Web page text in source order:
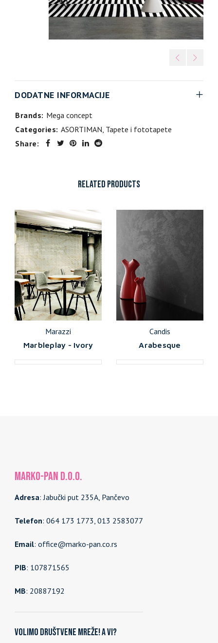
DODATNE INFORMACIJE
Brands: Mega concept
Categories: ASORTIMAN, Tapete i fototapete
Share:
RELATED PRODUCTS
Marazzi
Marbleplay - Ivory
Candis
Arabesque
MARKO-PAN d.o.o.
Adresa: Jabučki put 235A, Pančevo
Telefon: 064 173 1773, 013 2583077
Email: office@marko-pan.co.rs
PIB: 107871565
MB: 20887192
Volimo društvene mreže! A vi?